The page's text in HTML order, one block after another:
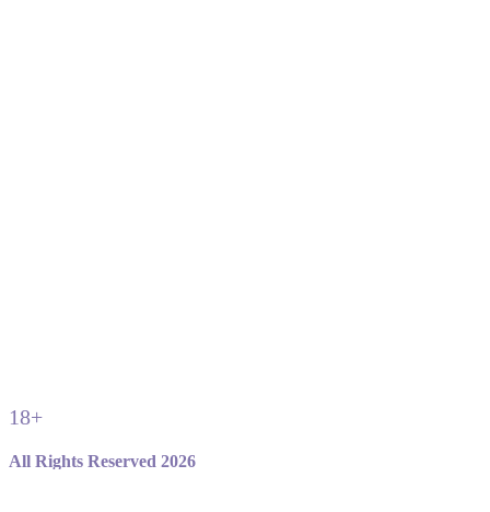
18+
All Rights Reserved 2026